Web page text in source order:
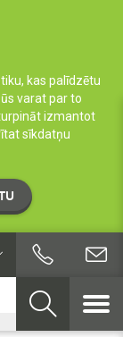
kas palīdzētu
varat par to
izmantot
sīkdatņu